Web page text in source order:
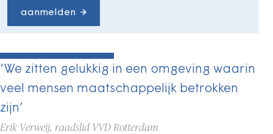
aanmelden
‘We zitten gelukkig in een omgeving waarin
veel mensen maatschappelijk betrokken
zijn’
Erik Verweij, raadslid VVD Rotterdam